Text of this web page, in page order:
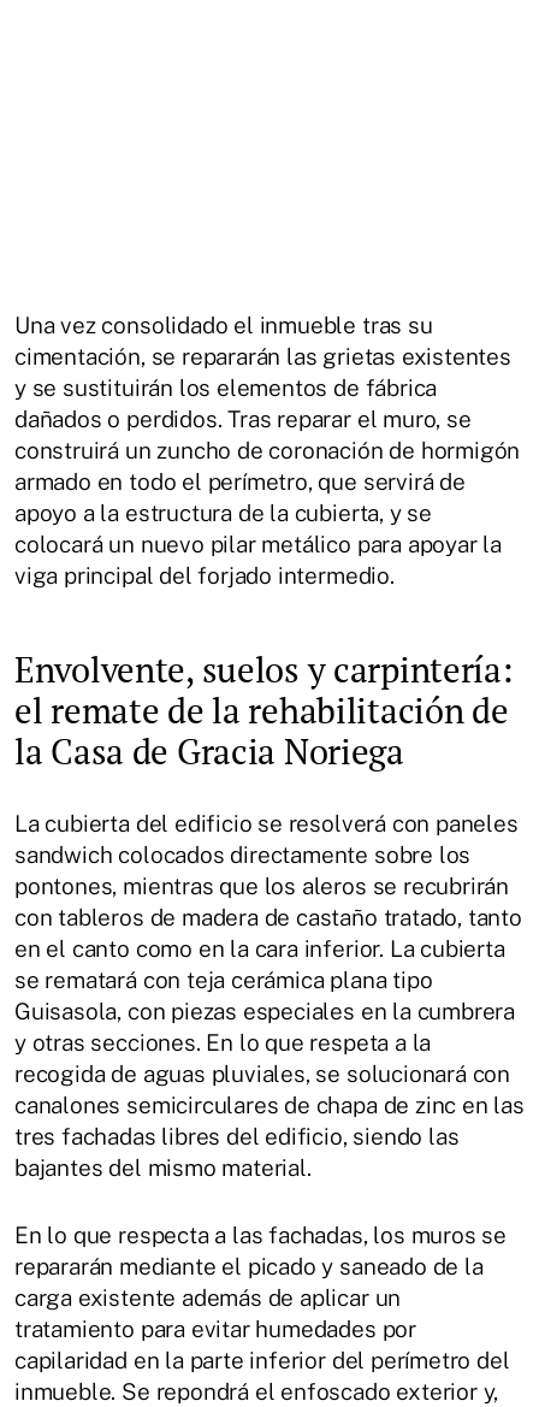
Una vez consolidado el inmueble tras su
cimentación, se repararán las grietas existentes
y se sustituirán los elementos de fábrica
dañados o perdidos. Tras reparar el muro, se
construirá un zuncho de coronación de hormigón
armado en todo el perímetro, que servirá de
apoyo a la estructura de la cubierta, y se
colocará un nuevo pilar metálico para apoyar la
viga principal del forjado intermedio.
Envolvente, suelos y carpintería:
el remate de la rehabilitación de
la Casa de Gracia Noriega
La cubierta del edificio se resolverá con paneles
sandwich colocados directamente sobre los
pontones, mientras que los aleros se recubrirán
con tableros de madera de castaño tratado, tanto
en el canto como en la cara inferior. La cubierta
se rematará con teja cerámica plana tipo
Guisasola, con piezas especiales en la cumbrera
y otras secciones. En lo que respeta a la
recogida de aguas pluviales, se solucionará con
canalones semicirculares de chapa de zinc en las
tres fachadas libres del edificio, siendo las
bajantes del mismo material.
En lo que respecta a las fachadas, los muros se
repararán mediante el picado y saneado de la
carga existente además de aplicar un
tratamiento para evitar humedades por
capilaridad en la parte inferior del perímetro del
inmueble. Se repondrá el enfoscado exterior y,